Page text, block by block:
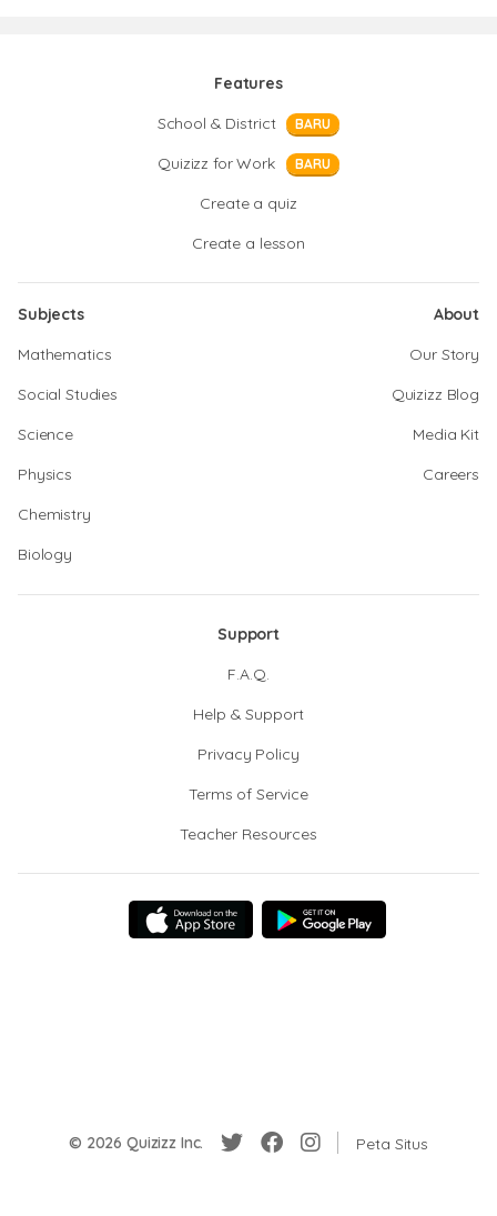
Features
School & District
BARU
Quizizz for Work BARU
Create a quiz
Create a lesson
Subjects
Mathematics
Social Studies
Science
Physics
Chemistry
Biology
About
Our Story
Quizizz Blog
Media Kit
Careers
Support
F.A.Q.
Help & Support
Privacy Policy
Terms of Service
Teacher Resources
© 2026 Quizizz Inc. Peta Situs